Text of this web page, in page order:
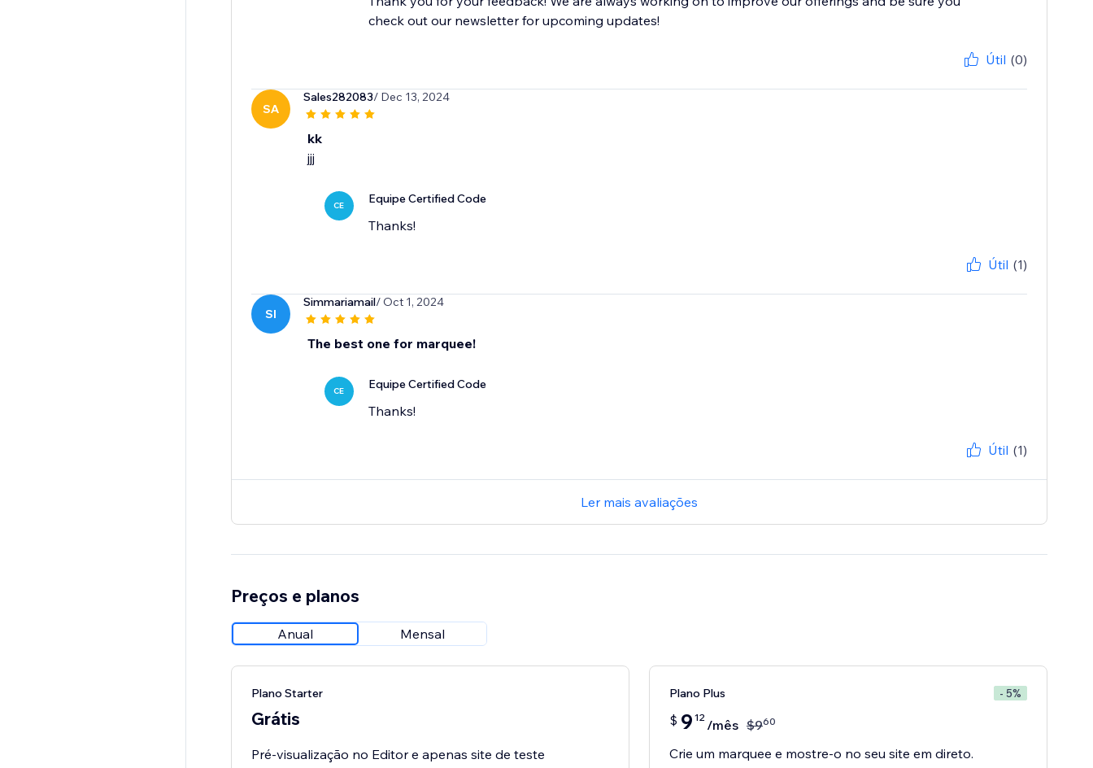
check out our newsletter for upcoming updates!
Útil (0)
SA
Sales282083/ Dec 13, 2024
kk
jjj
CE Equipe Certified Code
Thanks!
Útil (1)
SI
Simmariamail/ Oct 1, 2024
The best one for marquee!
CE Equipe Certified Code
Thanks!
Útil (1)
Ler mais avaliações
Preços e planos
Anual Mensal
Plano Starter
Grátis
Pré-visualização no Editor e apenas site de teste
Plano Plus - 5%
$ 9 12 /mês $960
Crie um marquee e mostre-o no seu site em direto.